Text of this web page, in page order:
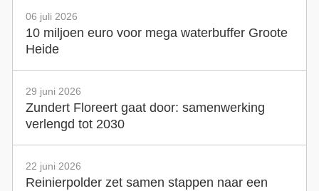
06 juli 2026
10 miljoen euro voor mega waterbuffer Groote
Heide
29 juni 2026
Zundert Floreert gaat door: samenwerking
verlengd tot 2030
22 juni 2026
Reinierpolder zet samen stappen naar een